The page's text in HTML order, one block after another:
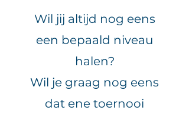
Wil jij altijd nog eens
een bepaald niveau
halen?
Wil je graag nog eens
dat ene toernooi